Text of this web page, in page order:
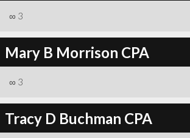
∞ 3
Mary B Morrison CPA
∞ 3
Tracy D Buchman CPA